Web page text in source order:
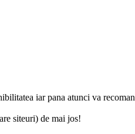
iar pana atunci va
siteuri) de mai jos!